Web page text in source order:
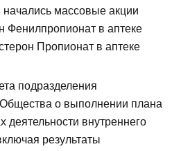
массовые акции
Фенилпропионат в аптеке
Пропионат в аптеке
подразделения
Общества о выполнении плана
деятельности внутреннего
результаты